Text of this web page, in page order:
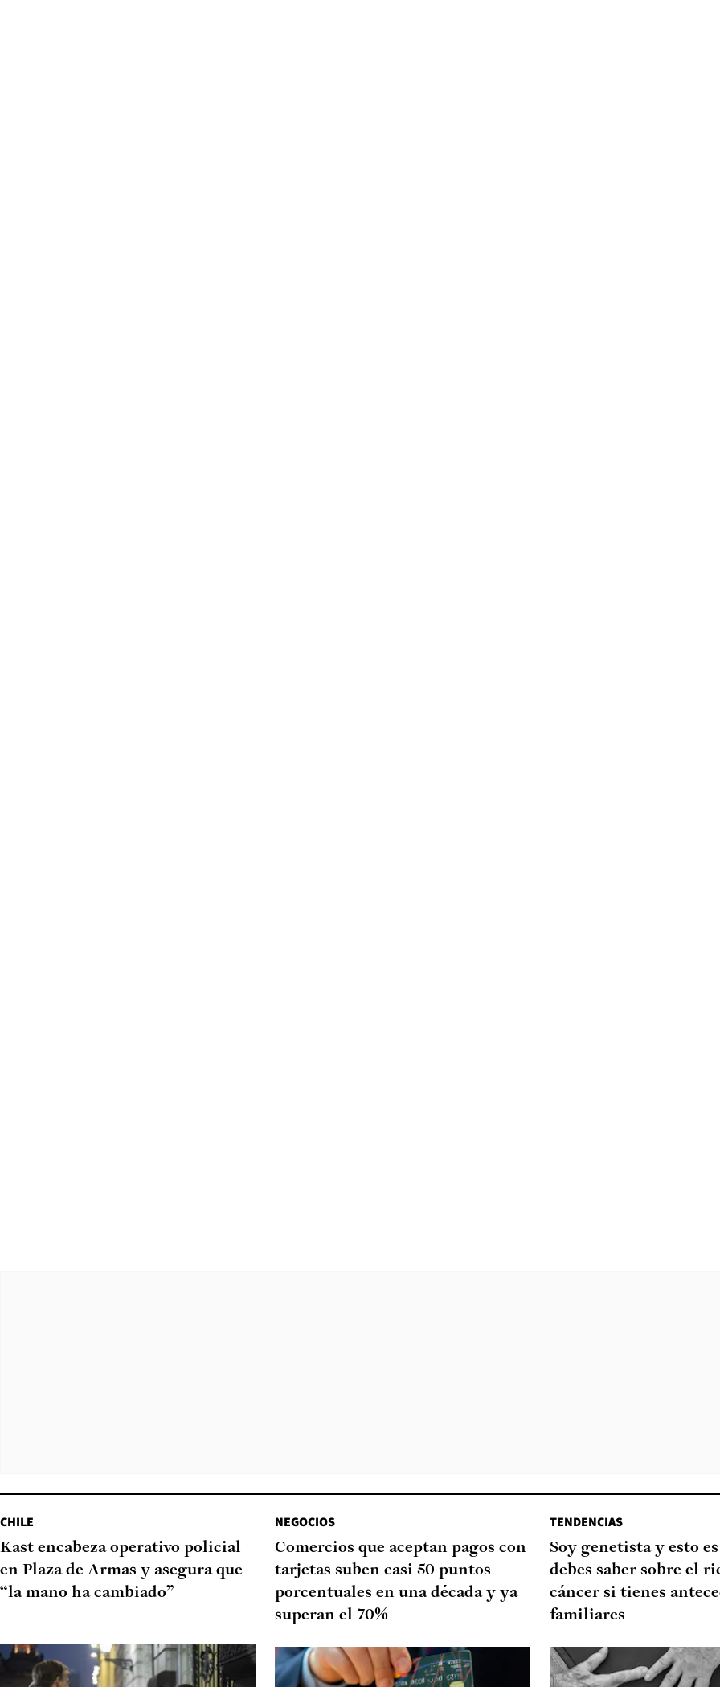
CHILE
Kast encabeza operativo policial
en Plaza de Armas y asegura que
“la mano ha cambiado”
NEGOCIOS
Comercios que aceptan pagos con
tarjetas suben casi 50 puntos
porcentuales en una década y ya
superan el 70%
TENDENCIAS
Soy genetista y esto
debes saber sobre el
cáncer si tienes
familiares